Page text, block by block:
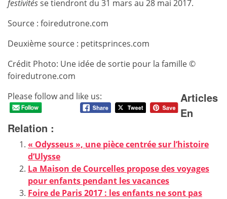
festivitésse tiendront du 31 mars au 28 mai 2017.
Source : foiredutrone.com
Deuxième source : petitsprinces.com
Crédit Photo: Une idée de sortie pour la famille ©
foiredutrone.com
Please follow and like us:
Articles
En
Relation :
« Odysseus », une pièce centrée sur l’histoire
d’Ulysse
La Maison de Courcelles propose des voyages
pour enfants pendant les vacances
Foire de Paris 2017 : les enfants ne sont pas